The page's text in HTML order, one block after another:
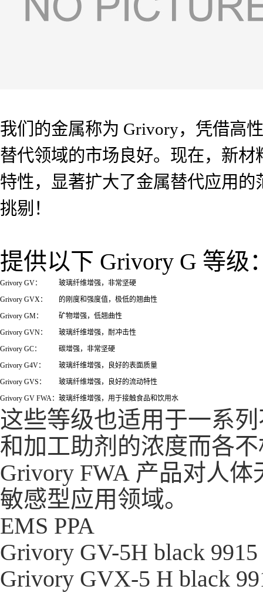
我们的金属称为 Grivory，凭借高
替代领域的市场良好。现在，新
特性，显著扩大了金属替代应用
挑剔！
提供以下 Grivory G 等级
Grivory GV：
玻璃纤维增强，非常坚硬
Grivory GVX：
的刚度和强度值，极低的翘曲性
Grivory GM：
矿物增强，低翘曲性
Grivory GVN：
玻璃纤维增强，耐冲击性
Grivory GC：
碳增强，非常坚硬
Grivory G4V：
玻璃纤维增强，良好的表面质量
Grivory GVS：
玻璃纤维增强，良好的流动特性
Grivory GV FWA： 玻璃纤维增强，用于接触食品和饮用水
这些等级也适用于一系
和加工助剂的浓度而各
Grivory FWA 产品对人
敏感型应用领域。
EMS PPA
Grivory GV-5H black 9915
Grivory GVX-5 H black